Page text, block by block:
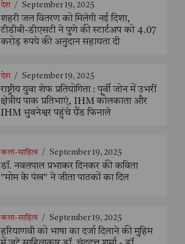
देश / September 19, 2025
शहरी जल वितरण को मिलेगी नई दिशा,
टीडीबी-डीएसटी ने पुणे की स्टार्टअप को 4.07
करोड़ रुपये की अनुदान सहायता दी
देश / September 19, 2025
राष्ट्रीय युवा शेफ प्रतियोगिता : पूर्वी जोन में उभरीं
क्षेत्रीय पाक प्रतिभाएं, IHM कोलकाता और
IHM भुवनेश्वर पहुंचे ग्रैंड फिनाले
कला-साहित्य / September 19, 2025
डॉ. नवलपाल प्रभाकर दिनकर की कविता
"मोम के पंख" ने जीता पाठकों का दिल
कला-साहित्य / September 19, 2025
हरियाणवी को भाषा का दर्जा दिलाने की मुहिम